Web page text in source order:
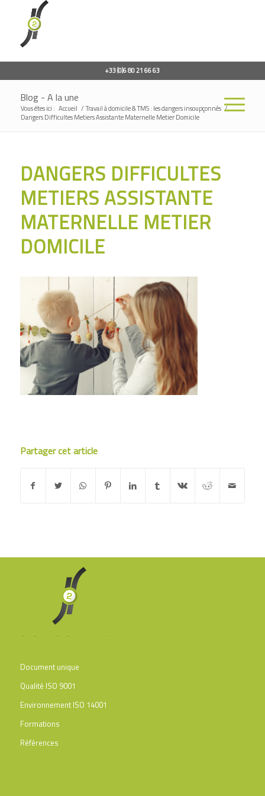
+33 (0)6 80 21 66 63
Blog - A la une
Vous êtes ici : Accueil / Travail à domicile & TMS : les dangers insoupçonnés /
Dangers Difficultes Metiers Assistante Maternelle Metier Domicile
DANGERS DIFFICULTES
METIERS ASSISTANTE
MATERNELLE METIER
DOMICILE
Partager cet article
Document unique
Qualité ISO 9001
Environnement ISO 14001
Formations
Références